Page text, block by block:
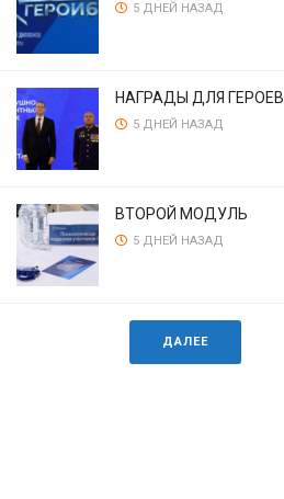
5 ДНЕЙ НАЗАД
НАГРАДЫ ДЛЯ ГЕРОЕВ
5 ДНЕЙ НАЗАД
ВТОРОЙ МОДУЛЬ
5 ДНЕЙ НАЗАД
ДАЛЕЕ